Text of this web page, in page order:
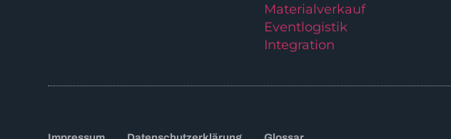
Materialverkauf
Eventlogistik
Integration